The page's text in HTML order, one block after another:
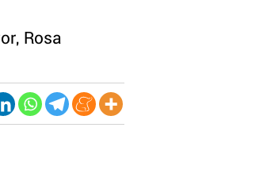
Rosa